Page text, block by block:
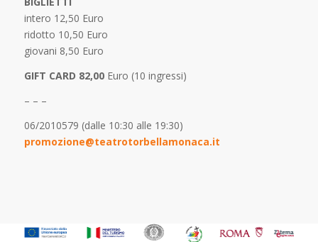
intero 12,50 Euro
ridotto 10,50 Euro
giovani 8,50 Euro
GIFT CARD 82,00Euro (10 ingressi)
– – –
06/2010579 (dalle 10:30 alle 19:30)
promozione@teatrotorbellamonaca.it